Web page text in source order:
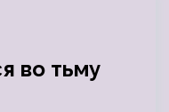
во тьму